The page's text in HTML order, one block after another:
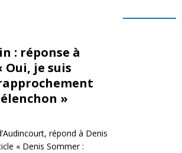
: réponse à
Oui, je suis
»
répond à Denis
« Denis Sommer :